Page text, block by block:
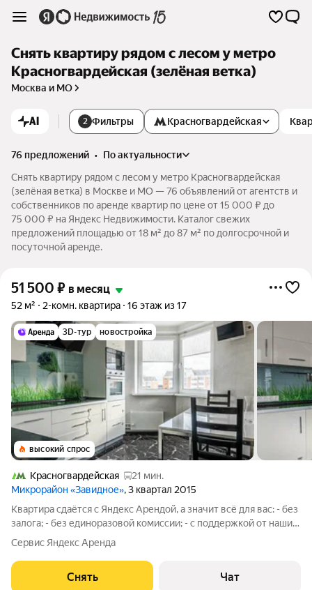
Снять квартиру рядом с лесом у метро
Красногвардейская (зелёная ветка)
Москва и МО
AI 2 Фильтры Красногвардейская
76 предложений •
по актуальности
Снять квартиру рядом с лесом у метро Красногвардейская
(зелёная ветка) в Москве и МО — 76 объявлений от агентств и
собственников по аренде квартир по цене от 15 000 ₽ до
75 000 ₽ на Яндекс Недвижимости. Каталог свежих
предложений площадью от 18 м² до 87 м² по долгосрочной и
посуточной аренде.
51 500 ₽ в месяц
52 м² 2-комн. квартира 16 этаж из 17
3D-тур новостройка
высокий спрос
Красногвардейская
21 мин.
Микрорайон «Завидное», 3 квартал 2015
Квартира сдаётся с Яндекс Арендой, а значит всё для вас: - без
залога; - без единоразовой комиссии; - с поддержкой от наших
специалистов в процессе проживания. Мы можем показать
вам квартиру онлайн это так же детально, как вживую, только
вы не
Сервис Яндекс Аренда
Снять Чат